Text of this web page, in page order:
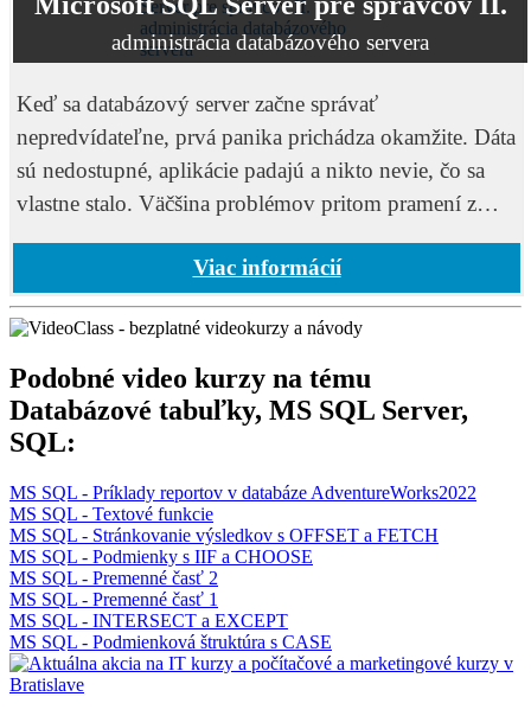
administrácia databázového servera
Keď sa databázový server začne správať
nepredvídateľne, prvá panika prichádza okamžite. Dáta
sú nedostupné, aplikácie padajú a nikto nevie, čo sa
vlastne stalo. Väčšina problémov pritom pramení z
Viac informácií
Podobné video kurzy na tému
Databázové tabuľky, MS SQL Server,
SQL:
MS SQL - Príklady reportov v databáze AdventureWorks2022
MS SQL - Textové funkcie
MS SQL - Stránkovanie výsledkov s OFFSET a FETCH
MS SQL - Podmienky s IIF a CHOOSE
MS SQL - Premenné časť 2
MS SQL - Premenné časť 1
MS SQL - INTERSECT a EXCEPT
MS SQL - Podmienková štruktúra s CASE